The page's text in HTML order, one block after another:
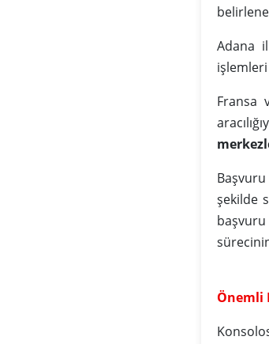
Adana
Fransa
şekilde
Önemli